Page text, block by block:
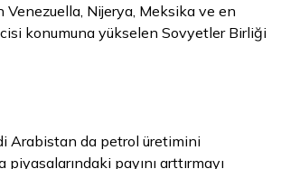
Venezuella, Nijerya, Meksika ve en
konumuna yükselen Sovyetler Birliği
Arabistan da petrol üretimini
payını arttırmayı